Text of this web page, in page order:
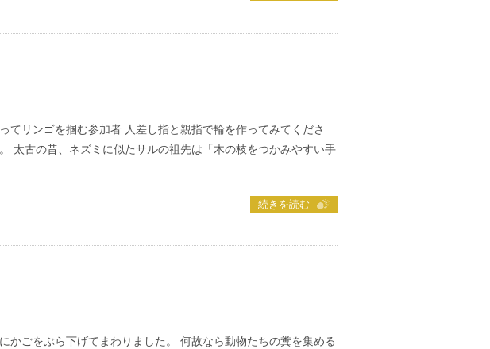
てリンゴを掴む参加者 人差し指と親指で輪を作ってみてくださ
太古の昔、ネズミに似たサルの祖先は「木の枝をつかみやすい手
続きを読む
かごをぶら下げてまわりました。 何故なら動物たちの糞を集める